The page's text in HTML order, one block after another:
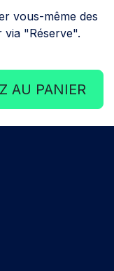
vous-même des
via "Réserve".
AU PANIER